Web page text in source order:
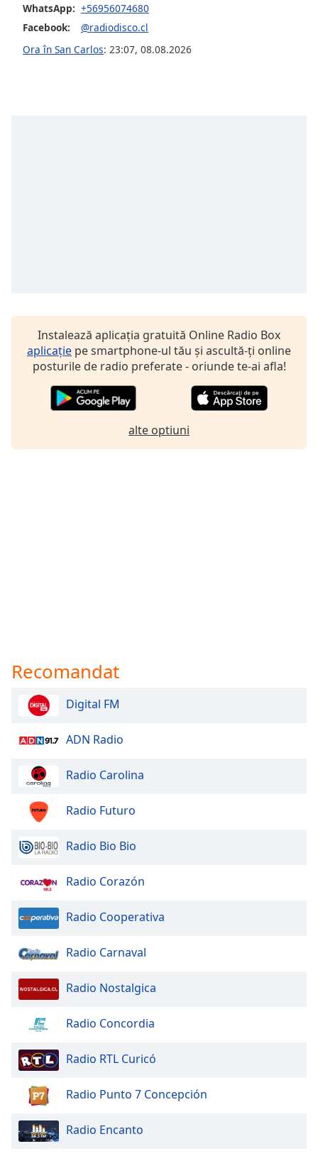
Opacity
Family
WhatsApp: +56956074680
Facebook:
@radiodisco.cl
Ora în San Carlos: 23:07, 08.08.2026
Instalează aplicația gratuită Online Radio Box
aplicație pe smartphone-ul tău și ascultă-ți online
posturile de radio preferate - oriunde te-ai afla!
alte optiuni
Recomandat
Digital FM
ADN Radio
Radio Carolina
Radio Futuro
Radio Bio Bio
Radio Corazón
Radio Cooperativa
Radio Carnaval
Radio Nostalgica
Radio Concordia
Radio RTL Curicó
Radio Punto 7 Concepción
Radio Encanto